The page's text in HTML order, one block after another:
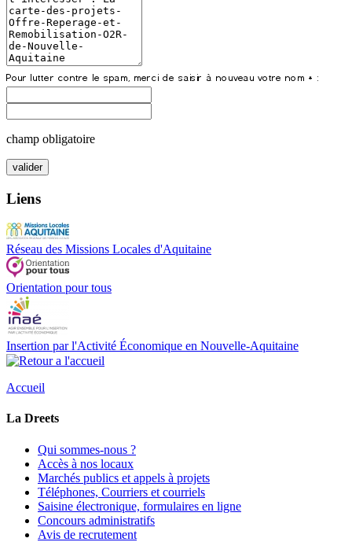
champ obligatoire
Liens
Réseau des Missions Locales d'Aquitaine
Orientation pour tous
Insertion par l'Activité Économique en Nouvelle-Aquitaine
Accueil
La Dreets
Qui sommes-nous ?
Accès à nos locaux
Marchés publics et appels à projets
Téléphones, Courriers et courriels
Saisine électronique, formulaires en ligne
Concours administratifs
Avis de recrutement